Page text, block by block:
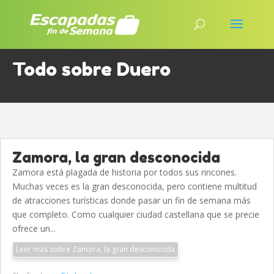
Todo sobre Duero
Zamora, la gran desconocida
Zamora está plagada de historia por todos sus rincones.
Muchas veces es la gran desconocida, pero contiene multitud
de atracciones turísticas donde pasar un fin de semana más
que completo. Como cualquier ciudad castellana que se precie
ofrece un...
Leer más sobre Zamora, la gran desconocida